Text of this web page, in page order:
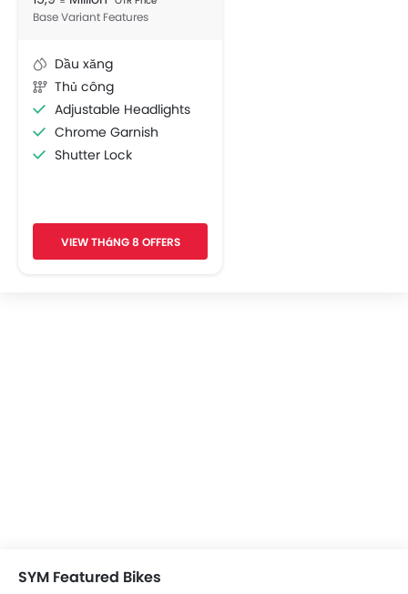
Base Variant Features
Dầu xăng
Thủ công
Adjustable Headlights
Chrome Garnish
Shutter Lock
VIEW THáNG 8 OFFERS
SYM Featured Bikes